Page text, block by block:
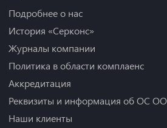
Подробнее о нас
История «Серконс»
Журналы компании
Политика в области комплаенс
Аккредитация
Реквизиты и информация об ОС
Наши клиенты